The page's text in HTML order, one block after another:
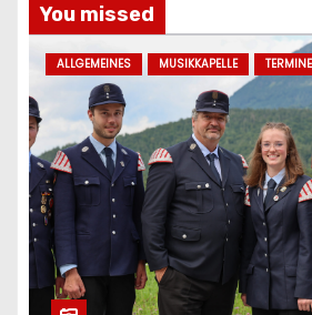
You missed
ALLGEMEINES MUSIKKAPELLE TERMINE